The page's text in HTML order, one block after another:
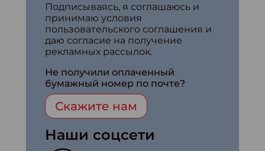
Подписываясь, я соглашаюсь и
принимаю условия
пользовательского соглашения и
даю согласие на получение
рекламных рассылок.
Не получили оплаченный
бумажный номер по почте?
Скажите нам
Наши соцсети